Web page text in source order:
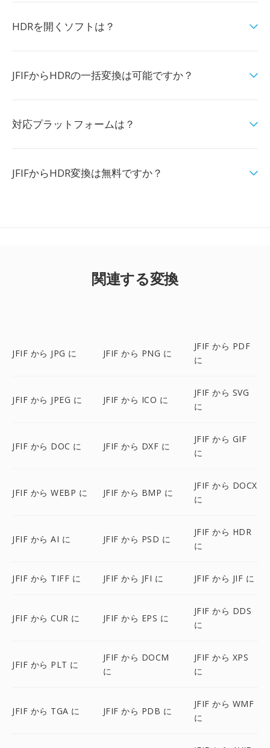
HDRを開くソフトは？
JFIFからHDRの一括変換は可能ですか？
対応プラットフォームは？
JFIFからHDR変換は無料ですか？
関連する変換
JFIF から JPG に JFIF から PNG に
JFIF から PDF
に
JFIF から JPEG に JFIF から ICO に
JFIF から SVG
に
JFIF から DOC に JFIF から DXF に
JFIF から GIF
に
JFIF から WEBP に JFIF から BMP に
JFIF から DOCX
に
JFIF から AI に JFIF から PSD に
JFIF から HDR
に
JFIF から TIFF に JFIF から JFI に JFIF から JIF に
JFIF から CUR に JFIF から EPS に
JFIF から DDS
に
JFIF から PLT に
JFIF から DOCM
に
JFIF から XPS
に
JFIF から TGA に JFIF から PDB に
JFIF から WMF
に